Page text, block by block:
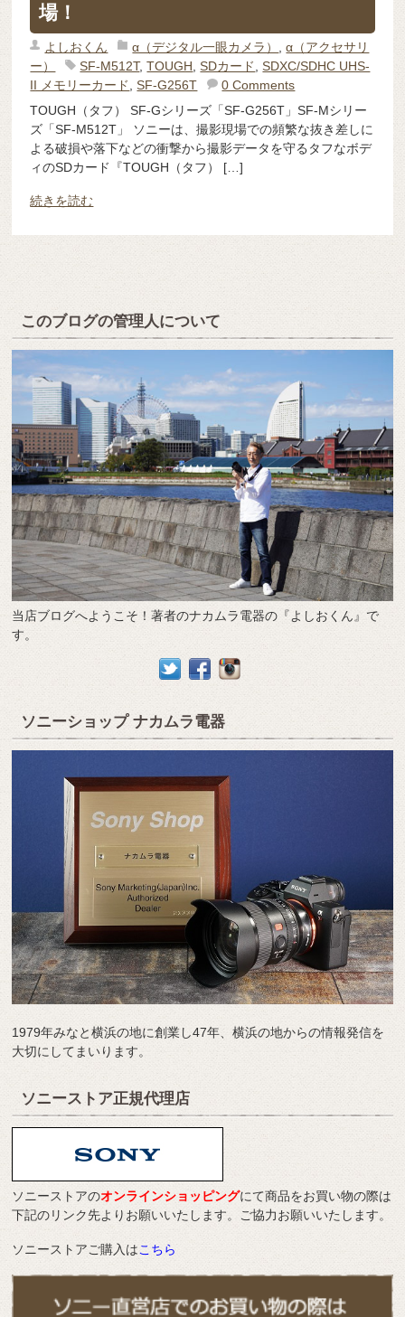
場！
よしおくん α（デジタル一眼カメラ） ,α（アクセサリ
ー）
SF-M512T,TOUGH ,SDカード ,SDXC/SDHC UHS-
II メモリーカード
,SF-G256T
0 Comments
TOUGH（タフ） SF-Gシリーズ「SF-G256T」SF-Mシリー
ズ「SF-M512T」 ソニーは、撮影現場での頻繁な抜き差しに
よる破損や落下などの衝撃から撮影データを守るタフなボデ
ィのSDカード『TOUGH（タフ） […]
続きを読む
このブログの管理人について
当店ブログへようこそ！著者のナカムラ電器の『よしおくん』で
す。
ソニーショップ ナカムラ電器
1979年みなと横浜の地に創業し47年、横浜の地からの情報発信を
大切にしてまいります。
ソニーストア正規代理店
ソニーストアのオンラインショッピングにて商品をお買い物の際は
下記のリンク先よりお願いいたします。ご協力お願いいたします。
ソニーストアご購入はこちら